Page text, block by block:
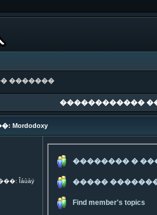
�������
������������
Îáùàÿ
�������� �
�����
Find member's topics